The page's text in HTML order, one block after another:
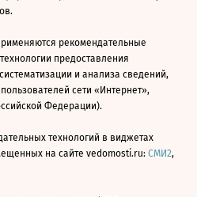
рекомендательные
предоставления
и анализа сведений,
сети «Интернет»,
Федерации).
технологий в виджетах
на сайте vedomosti.ru: СМИ2,